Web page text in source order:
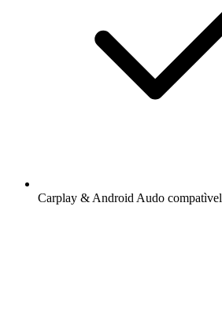
Carplay & Android Audo compatìvel